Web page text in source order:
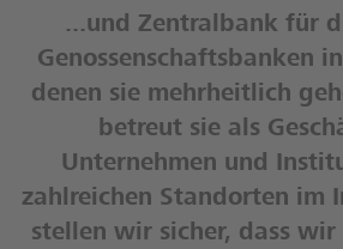
...und Zentralbank für
Genossenschaftsbanken
denen sie mehrheitlich
betreut sie als
Unternehmen und
zahlreichen Standorten im
stellen wir sicher, dass wir